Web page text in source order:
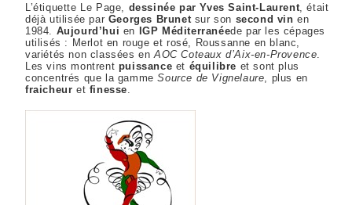
L’étiquette Le Page, dessinée par Yves Saint-Laurent , était
déjà utilisée par Georges Brunet sur son second vin en
1984. Aujourd’hui en IGP Méditerranéede par les cépages
utilisés : Merlot en rouge et rosé, Roussanne en blanc,
variétés non classées enAOC Coteaux d’Aix-en-Provence
Les vins montrent puissance et équilibre et sont plus
concentrés que la gammeSource de Vignelaure , plus en
fraicheur et finesse